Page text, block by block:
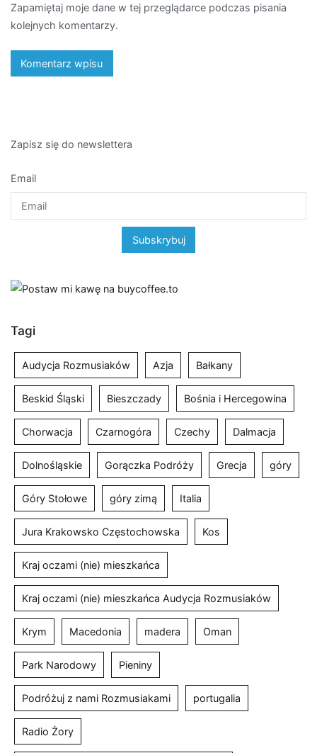
Zapamiętaj moje dane w tej przeglądarce podczas pisania
kolejnych komentarzy.
Zapisz się do newslettera
Email
Tagi
Audycja Rozmusiaków Azja Bałkany
Beskid Śląski Bieszczady Bośnia i Hercegowina
Chorwacja Czarnogóra Czechy Dalmacja
Dolnośląskie Gorączka Podróży Grecja góry
Góry Stołowe góry zimą Italia
Jura Krakowsko Częstochowska Kos
Kraj oczami (nie) mieszkańca
Kraj oczami (nie) mieszkańca Audycja Rozmusiaków
Krym Macedonia madera Oman
Park Narodowy Pieniny
Podróżuj z nami Rozmusiakami portugalia
Radio Żory